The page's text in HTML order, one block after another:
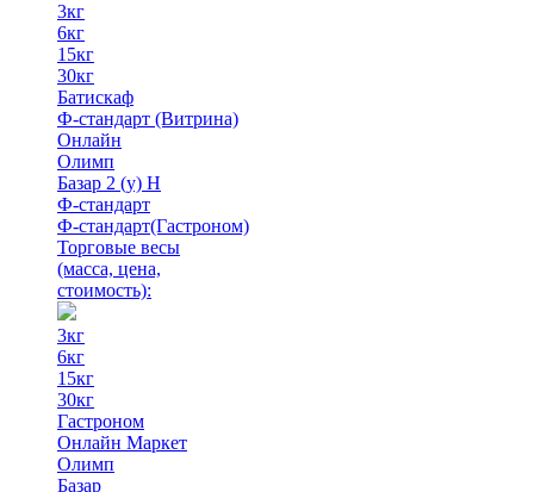
3кг
6кг
15кг
30кг
Батискаф
Ф-стандарт (Витрина)
Онлайн
Олимп
Базар 2 (у) Н
Ф-стандарт
Ф-стандарт(Гастроном)
Торговые весы
(масса, цена,
стоимость):
3кг
6кг
15кг
30кг
Гастроном
Онлайн Маркет
Олимп
Базар